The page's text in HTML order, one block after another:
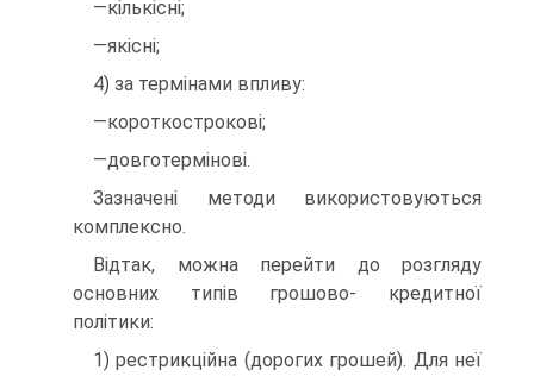
—кількісні;
—якісні;
4) за термінами впливу:
—короткострокові;
—довготермінові.
Зазначені методи використовуються
комплексно.
Відтак, можна перейти до розгляду
основних типів грошово- кредитної
політики:
1) рестрикційна (дорогих грошей). Для неї